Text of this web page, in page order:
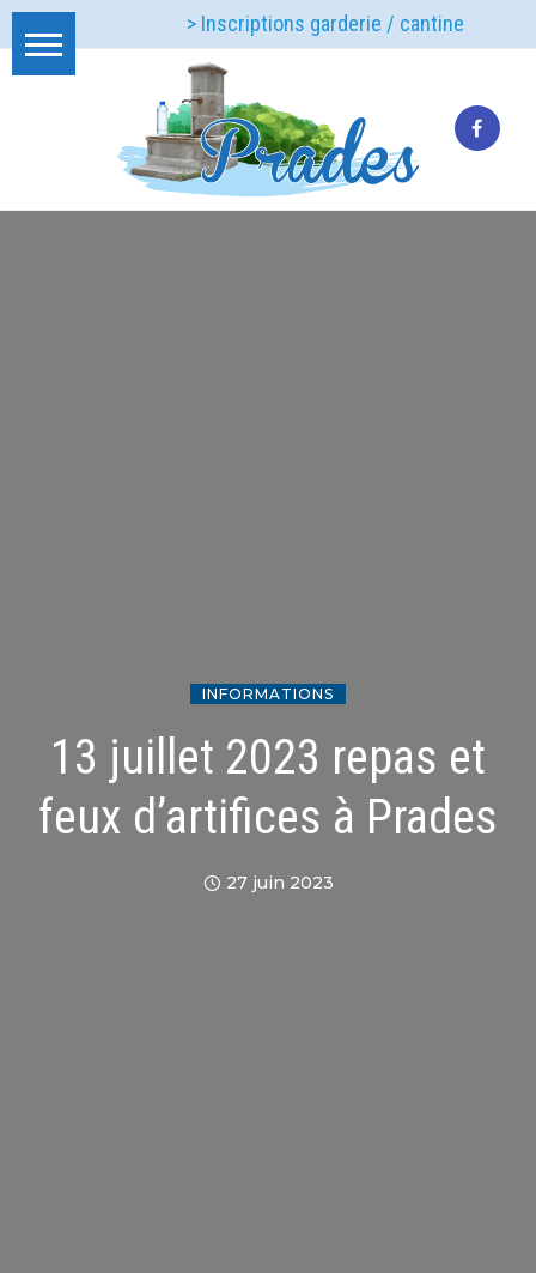
> Inscriptions garderie / cantine
INFORMATIONS
13 juillet 2023 repas et
feux d’artifices à Prades
27 juin 2023